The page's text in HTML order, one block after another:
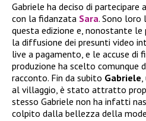
Gabriele ha deciso di partecipare
con la fidanzata Sara. Sono loro
questa edizione e, nonostante
la diffusione dei presunti video
live a pagamento, e le accuse di
produzione ha scelto comunque
racconto. Fin da subito Gabriele
al villaggio, è stato attratto
stesso Gabriele non ha infatti
colpito dalla bellezza della